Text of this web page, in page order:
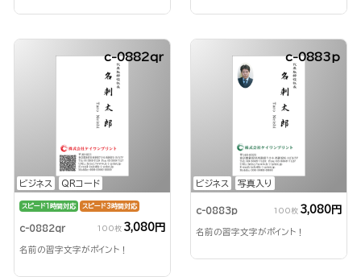
ビジネス QRコード
c-0882qr
スピード1時間対応 スピード3時間対応
c-0882qr 100枚 3,080円
名前の習字文字がポイント！
ビジネス 写真入り
c-0883p
c-0883p 100枚 3,080円
名前の習字文字がポイント！